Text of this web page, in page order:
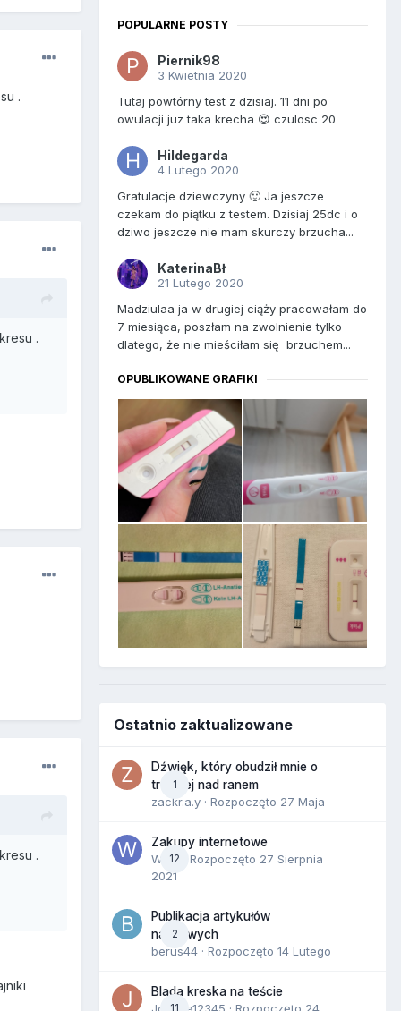
.
.
.
POPULARNE POSTY
Piernik98
3 Kwietnia 2020
Tutaj powtórny test z dzisiaj. 11 dni po
owulacji juz taka krecha 😍 czulosc 20
Hildegarda
4 Lutego 2020
Gratulacje dziewczyny 🙂 Ja jeszcze
czekam do piątku z testem. Dzisiaj 25dc i o
dziwo jeszcze nie mam skurczy brzucha...
KaterinaBł
21 Lutego 2020
Madziulaa ja w drugiej ciąży pracowałam do
7 miesiąca, poszłam na zwolnienie tylko
dlatego, że nie mieściłam się brzuchem...
OPUBLIKOWANE GRAFIKI
Ostatnio zaktualizowane
1
Dźwięk, który obudził mnie o
trzeciej nad ranem
zackr.a.y · Rozpoczęto 27 Maja
12
Zakupy internetowe
Wula · Rozpoczęto 27 Sierpnia
2021
2
Publikacja artykułów
naukowych
berus44 · Rozpoczęto 14 Lutego
11
Blada kreska na teście